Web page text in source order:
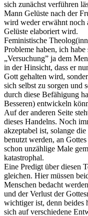
sich zunächst verführen
Mann Gelüste nach der
wird weder erwähnt noch
Gelüste elaboriert wird.
Feministische
Probleme haben, ich
„Versuchung” ja dem
in der Hinsicht, dass er
Gott gehalten wird,
sich selbst zu sorgen und
durch diese Befähigung
Besseren) entwickeln
Auf der anderen Seite
dieses Handelns. Noch
akzeptabel ist, solange
benutzt werden, an
schon unzählige Male
katastrophal.
Eine Predigt über diesen
gleichen. Hier müssen
Menschen bedacht
und der Verlust der
wichtiger ist, denn beides
sich auf verschiedene